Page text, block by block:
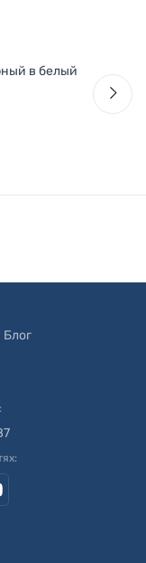
в белый
Блог